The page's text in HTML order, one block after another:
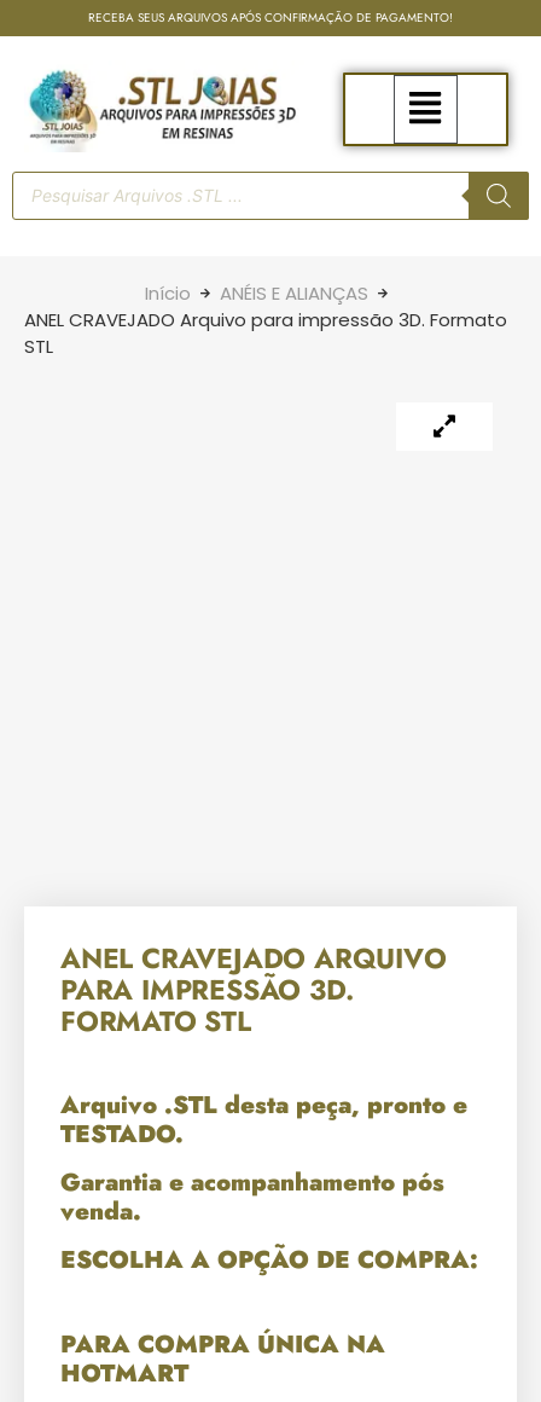
RECEBA SEUS ARQUIVOS APÓS CONFIRMAÇÃO DE PAGAMENTO!
Início
ANÉIS E ALIANÇAS
ANEL CRAVEJADO Arquivo para impressão 3D. Formato
STL
ANEL CRAVEJADO ARQUIVO
PARA IMPRESSÃO 3D.
FORMATO STL
Arquivo .STL desta peça, pronto e
TESTADO.
Garantia e acompanhamento pós
venda.
ESCOLHA A OPÇÃO DE COMPRA:
PARA COMPRA ÚNICA NA
HOTMART